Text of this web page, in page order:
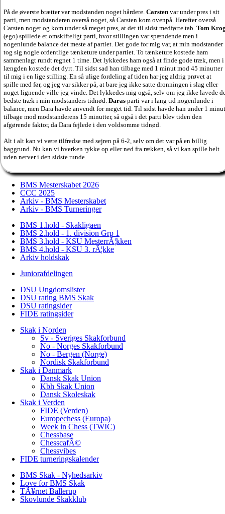
På de øverste brætter var modstanden noget hårdere. Carsten var under pres i sit
parti, men modstanderen overså noget, så Carsten kom ovenpå. Herefter overså
Carsten noget og kom under så meget pres, at det til sidst medførte tab. Tom
(ego) spillede et omskifteligt parti, hvor stillingen var spændende men i
nogenlunde balance det meste af partiet. Det gode for mig var, at min modstander
tog sig nogle ordentlige tænketure under partiet. To tænketure kostede ham
sammenlagt rundt regnet 1 time. Det lykkedes ham også at finde gode træk, men i
længden kostede det dyrt. Til sidst sad han tilbage med 1 minut mod 45 minutter
til mig i en lige stilling. En så ulige fordeling af tiden har jeg aldrig prøvet at
spille med før, og jeg var sikker på, at bare jeg ikke satte dronningen i slag eller
noget lignende ville jeg vinde. Det lykkedes mig også, selv om jeg ikke lavede
bedste træk i min modstanders tidnød. Daras parti var i lang tid nogenlunde i
balance, men Dara havde anvendt for meget tid. Til sidst havde han under 1 minut
tilbage mod modstanderens 15 minutter, så også i det parti blev tiden den
afgørende faktor, da Dara fejlede i den voldsomme tidnød.
Alt i alt kan vi være tilfredse med sejren på 6-2, selv om det var på en billig
baggrund. Nu kan vi hverken rykke op eller ned fra rækken, så vi kan spille helt
uden nerver i den sidste runde.
BMS Mesterskabet 2026
CCC 2025
Arkiv - BMS Mesterskabet
Arkiv - BMS Turneringer
BMS 1.hold - Skakligaen
BMS 2.hold - 1. division Grp 1
BMS 3.hold - KSU MesterrÃ¦kken
BMS 4.hold - KSU 3. rÃ¦kke
Arkiv holdskak
Juniorafdelingen
DSU Ungdomslister
DSU rating BMS Skak
DSU ratingsider
FIDE ratingsider
Skak i Norden
Sv - Sveriges Skakforbund
No - Norges Skakforbund
No - Bergen (Norge)
Nordisk Skakforbund
Skak i Danmark
Dansk Skak Union
Kbh Skak Union
Dansk Skoleskak
Skak i Verden
FIDE (Verden)
Europechess (Europa)
Week in Chess (TWIC)
Chessbase
ChesscafÃ©
Chessvibes
FIDE turneringskalender
BMS Skak - Nyhedsarkiv
Love for BMS Skak
TÃ¥rnet Ballerup
Skovlunde Skakklub